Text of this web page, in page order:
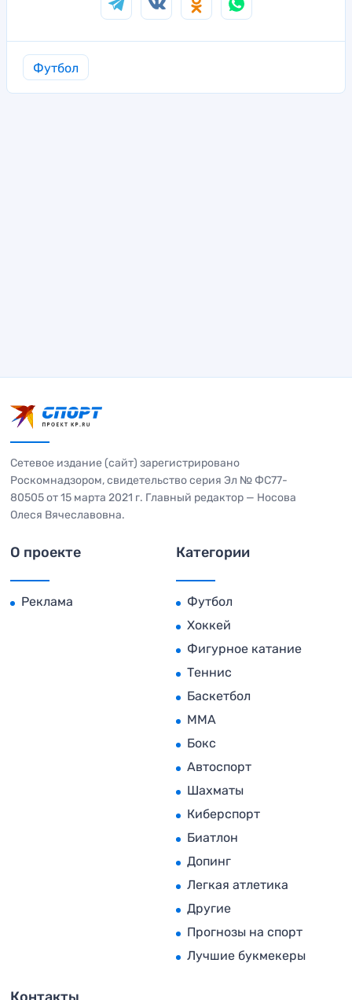
Футбол
Сетевое издание (сайт) зарегистрировано
Роскомнадзором, свидетельство серия Эл № ФС77-
80505 от 15 марта 2021 г. Главный редактор — Носова
Олеся Вячеславовна.
О проекте
Реклама
Категории
Футбол
Хоккей
Фигурное катание
Теннис
Баскетбол
MMA
Бокс
Автоспорт
Шахматы
Киберспорт
Биатлон
Допинг
Легкая атлетика
Другие
Прогнозы на спорт
Лучшие букмекеры